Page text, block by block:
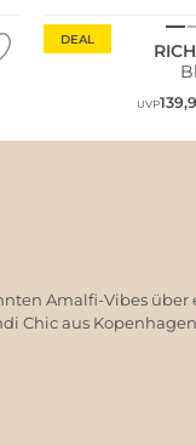
DEAL
UVP
Amalfi-Vibes über
Chic aus